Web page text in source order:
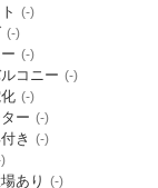
(-)
(-)
(-)
コニー (-)
(-)
ー (-)
き (-)
あり (-)